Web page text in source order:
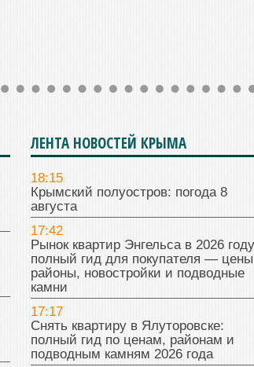
ЛЕНТА НОВОСТЕЙ КРЫМА
18:15
Крымский полуостров: погода 8
августа
17:42
Рынок квартир Энгельса в 2026
полный гид для покупателя —
районы, новостройки и подводные
камни
17:17
Снять квартиру в Ялуторовске:
полный гид по ценам, районам и
подводным камням 2026 года